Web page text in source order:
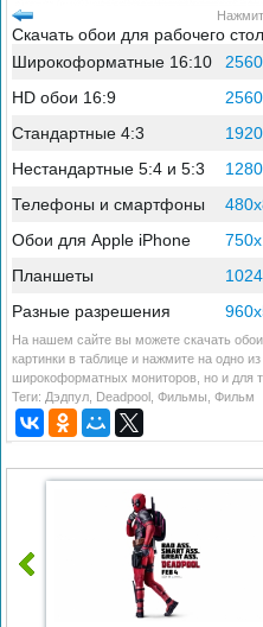
Скачать обои для рабочего
Широкоформатные 16:10
HD обои 16:9
Стандартные 4:3
Нестандартные 5:4 и 5:3
Телефоны и смартфоны
Обои для Apple iPhone
Планшеты
Разные разрешения
На нашем сайте вы можете скачать
картинки в таблице и нажмите на одно
широкоформатных мониторов, но и для
Теги: Дэдпул Deadpool Фильмы Фильм